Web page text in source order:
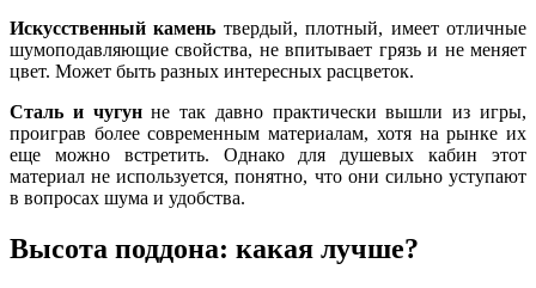
Искусственный камень твердый, плотный, имеет отличные
шумоподавляющие свойства, не впитывает грязь и не меняет
цвет. Может быть разных интересных расцветок.
Сталь и чугунне так давно практически вышли из игры,
проиграв более современным материалам, хотя на рынке их
еще можно встретить. Однако для душевых кабин этот
материал не используется, понятно, что они сильно уступают
в вопросах шума и удобства.
Высота поддона: какая лучше?